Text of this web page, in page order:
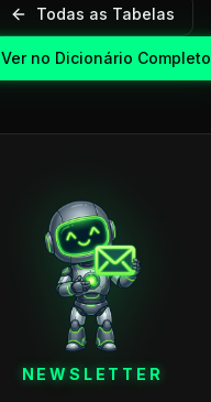
Todas as Tabelas
Ver no Dicionário Completo
NEWSLETTER